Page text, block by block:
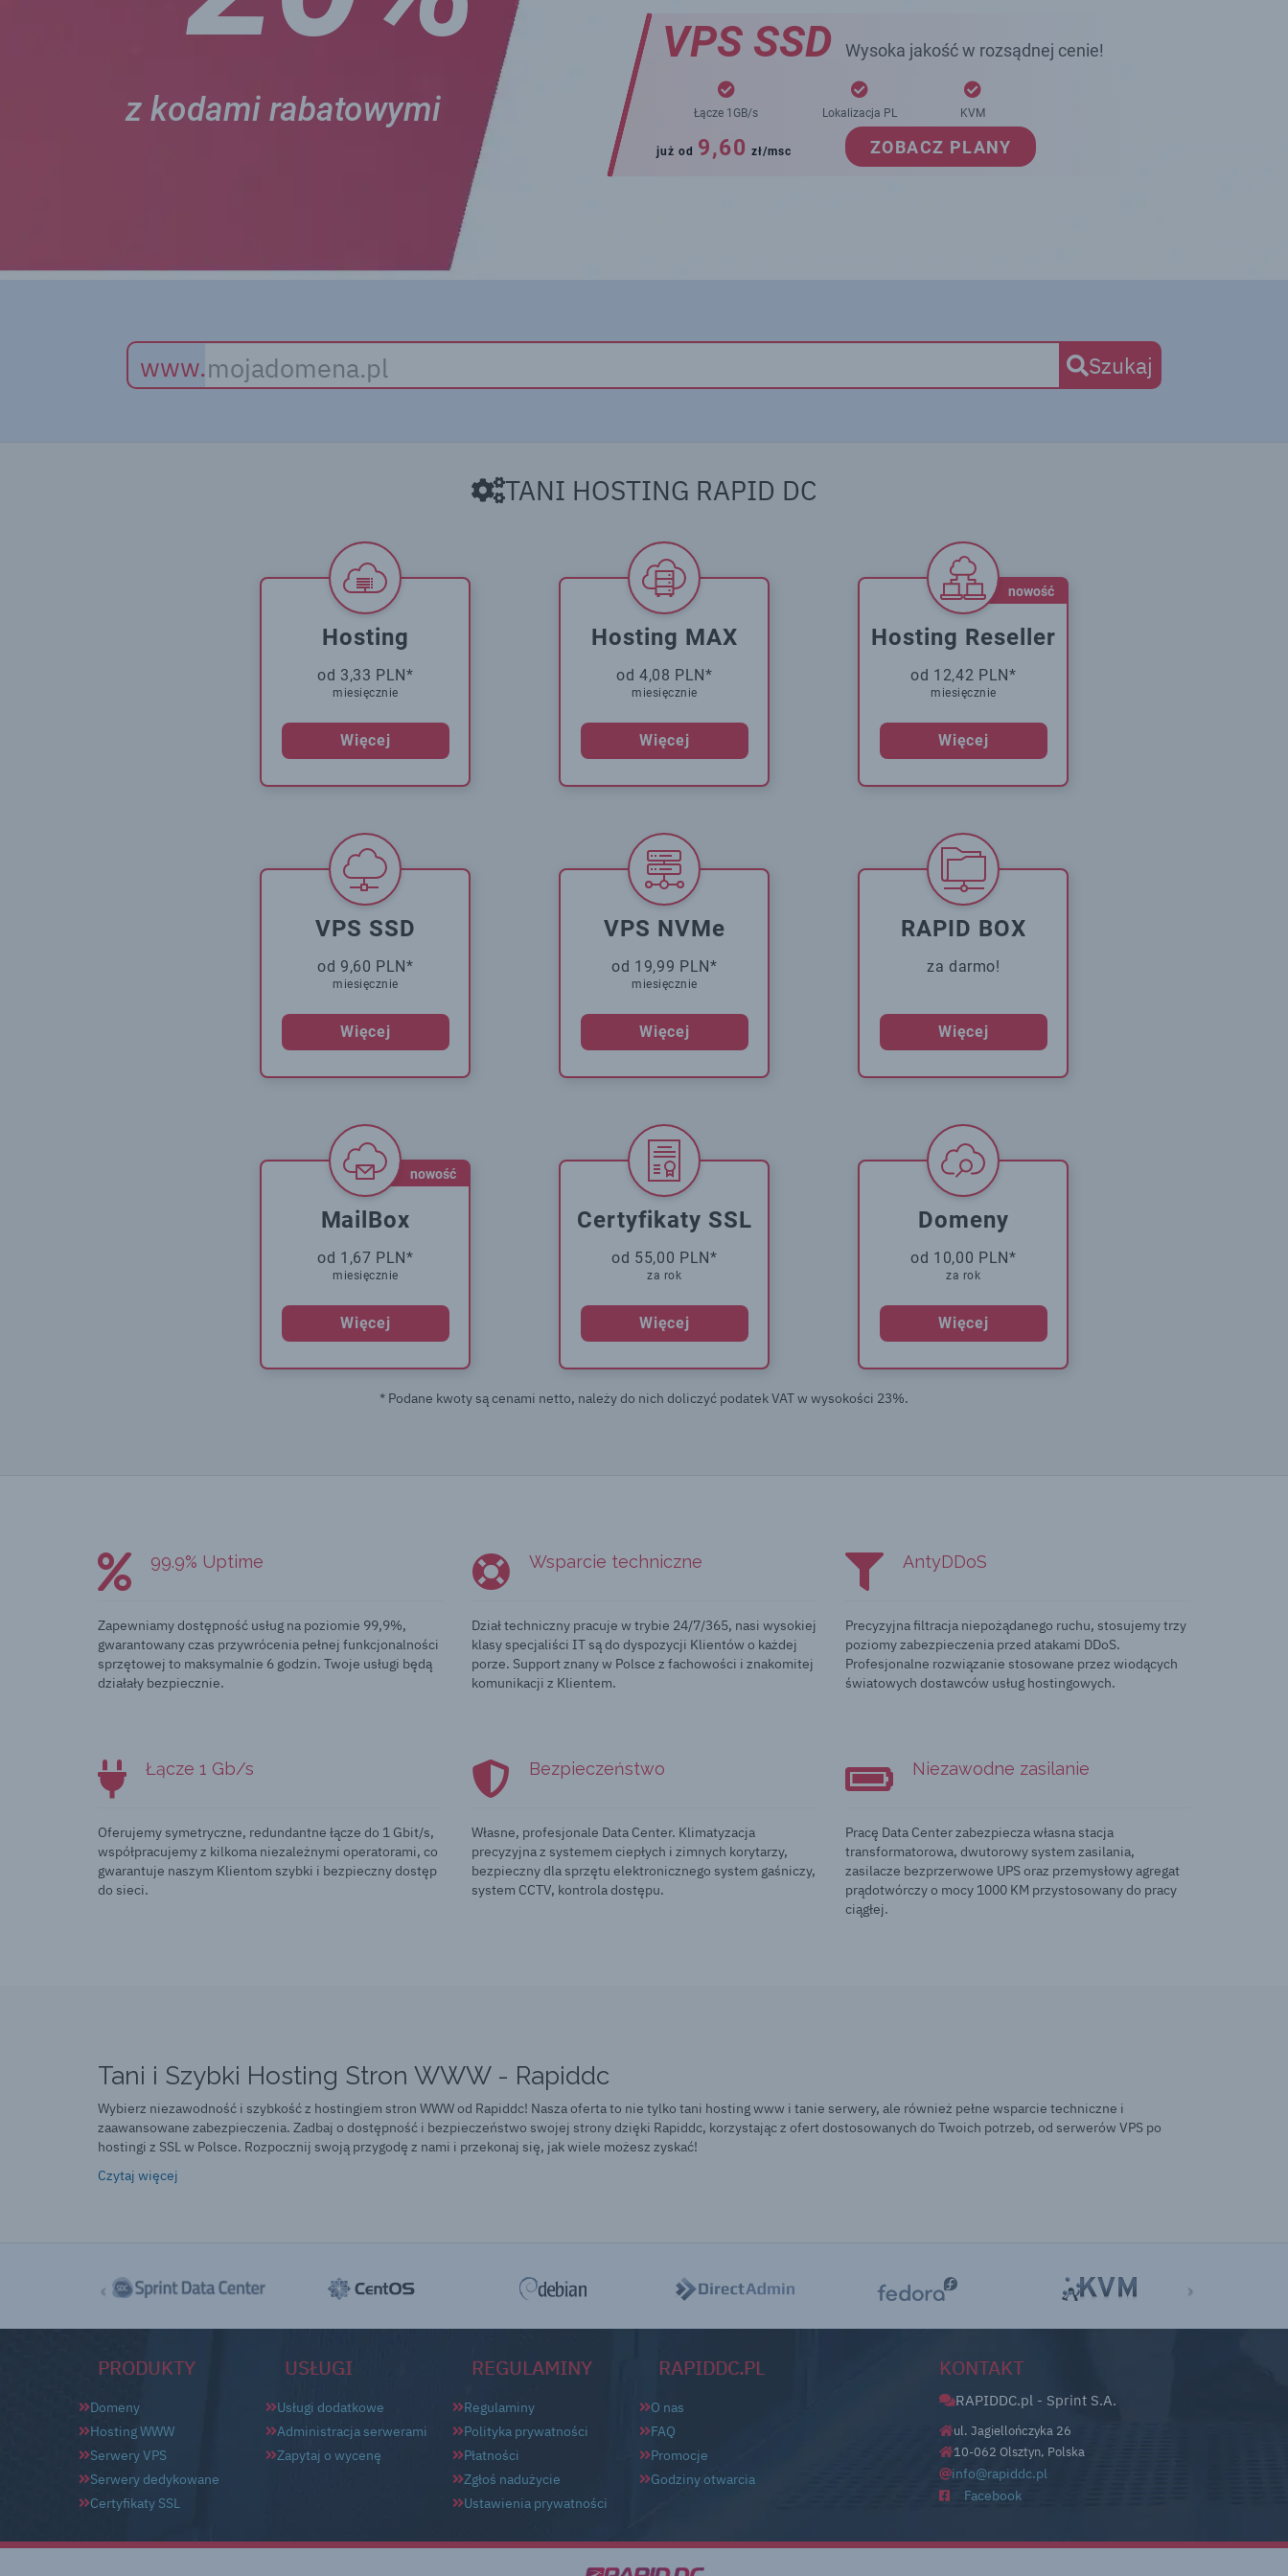
z kodami rabatowymi
VPS SSD Wysoka jakość w rozsądnej cenie!
Łącze 1GB/s Lokalizacja PL KVM
już od 9,60 zł/msc ZOBACZ PLANY
www. Szukaj
TANI HOSTING RAPID DC
Hosting
od 3,33 PLN*
miesięcznie
Więcej
Hosting MAX
od 4,08 PLN*
miesięcznie
Więcej
nowość
Hosting Reseller
od 12,42 PLN*
miesięcznie
Więcej
VPS SSD
od 9,60 PLN*
miesięcznie
Więcej
VPS NVMe
od 19,99 PLN*
miesięcznie
Więcej
RAPID BOX
za darmo!
Więcej
nowość
MailBox
od 1,67 PLN*
miesięcznie
Więcej
Certyfikaty SSL
od 55,00 PLN*
za rok
Więcej
Domeny
od 10,00 PLN*
za rok
Więcej
* Podane kwoty są cenami netto, należy do nich doliczyć podatek VAT w wysokości 23%.
99.9% Uptime
Zapewniamy dostępność usług na poziomie 99,9%,
gwarantowany czas przywrócenia pełnej funkcjonalności
sprzętowej to maksymalnie 6 godzin. Twoje usługi będą
działały bezpiecznie.
Wsparcie techniczne
Dział techniczny pracuje w trybie 24/7/365, nasi wysokiej
klasy specjaliści IT są do dyspozycji Klientów o każdej
porze. Support znany w Polsce z fachowości i znakomitej
komunikacji z Klientem.
AntyDDoS
Precyzyjna filtracja niepożądanego ruchu, stosujemy trzy
poziomy zabezpieczenia przed atakami DDoS.
Profesjonalne rozwiązanie stosowane przez wiodących
światowych dostawców usług hostingowych.
Łącze 1 Gb/s
Oferujemy symetryczne, redundantne łącze do 1 Gbit/s,
współpracujemy z kilkoma niezależnymi operatorami, co
gwarantuje naszym Klientom szybki i bezpieczny dostęp
do sieci.
Bezpieczeństwo
Własne, profesjonale Data Center. Klimatyzacja
precyzyjna z systemem ciepłych i zimnych korytarzy,
bezpieczny dla sprzętu elektronicznego system gaśniczy,
system CCTV, kontrola dostępu.
Niezawodne zasilanie
Pracę Data Center zabezpiecza własna stacja
transformatorowa, dwutorowy system zasilania,
zasilacze bezprzerwowe UPS oraz przemysłowy agregat
prądotwórczy o mocy 1000 KM przystosowany do pracy
ciągłej.
Tani i Szybki Hosting Stron WWW - Rapiddc
Wybierz niezawodność i szybkość z hostingiem stron WWW od Rapiddc! Nasza oferta to nie tylko tani hosting www i tanie serwery, ale również pełne wsparcie techniczne i
zaawansowane zabezpieczenia. Zadbaj o dostępność i bezpieczeństwo swojej strony dzięki Rapiddc, korzystając z ofert dostosowanych do Twoich potrzeb, od serwerów VPS po
hostingi z SSL w Polsce. Rozpocznij swoją przygodę z nami i przekonaj się, jak wiele możesz zyskać!
Czytaj więcej
‹ ›
PRODUKTY
Domeny
Hosting WWW
Serwery VPS
Serwery dedykowane
Certyfikaty SSL
USŁUGI
Usługi dodatkowe
Administracja serwerami
Zapytaj o wycenę
REGULAMINY
Regulaminy
Polityka prywatności
Płatności
Zgłoś nadużycie
Ustawienia prywatności
RAPIDDC.PL
O nas
FAQ
Promocje
Godziny otwarcia
KONTAKT
RAPIDDC.pl - Sprint S.A.
ul. Jagiellończyka 26
10-062 Olsztyn, Polska
info@rapiddc.pl
Facebook